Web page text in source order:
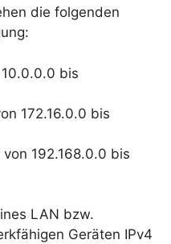
die folgenden
bis
172.16.0.0 bis
von 192.168.0.0 bis
LAN bzw.
Geräten IPv4